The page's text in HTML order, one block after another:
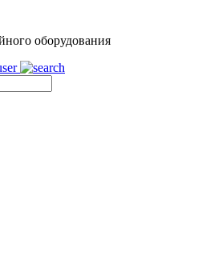
оборудования